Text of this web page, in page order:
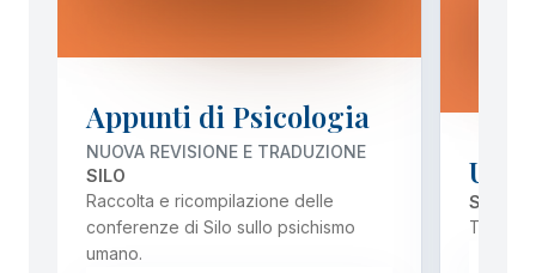
Appunti di Psicologia
NUOVA REVISIONE E TRADUZIONE
SILO
Raccolta e ricompilazione delle
conferenze di Silo sullo psichismo
umano.
SILO
Tre